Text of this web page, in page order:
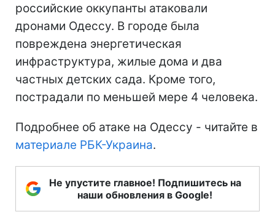
российские оккупанты атаковали
дронами Одессу. В городе была
повреждена энергетическая
инфраструктура, жилые дома и два
частных детских сада. Кроме того,
пострадали по меньшей мере 4 человека.
Подробнее об атаке на Одессу - читайте в
материале РБК-Украина.
Не упустите главное! Подпишитесь на
наши обновления в Google!